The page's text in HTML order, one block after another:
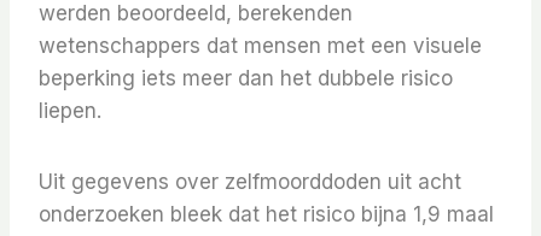
werden beoordeeld, berekenden
wetenschappers dat mensen met een visuele
beperking iets meer dan het dubbele risico
liepen.
Uit gegevens over zelfmoorddoden uit acht
onderzoeken bleek dat het risico bijna 1,9 maal